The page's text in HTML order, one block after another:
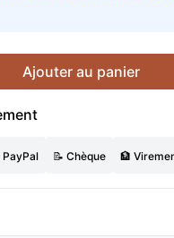
Ajouter au panier
📝 Chèque 🏦